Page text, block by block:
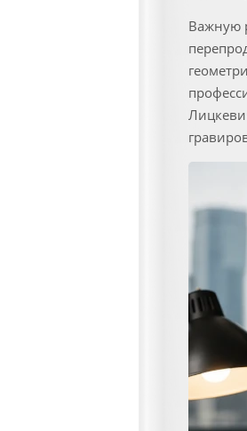
Важную